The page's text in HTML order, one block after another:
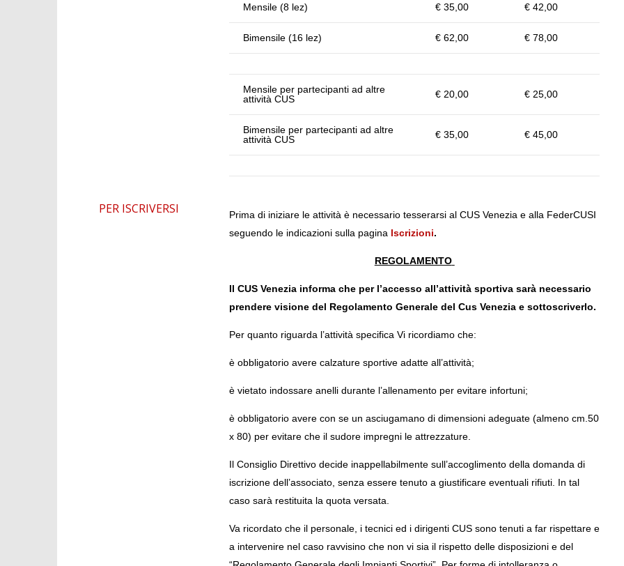
Mensile (8 lez) € 35,00 € 42,00
Bimensile (16 lez) € 62,00 € 78,00
Mensile per partecipanti ad altre
attività CUS
€ 20,00 € 25,00
Bimensile per partecipanti ad altre
attività CUS
€ 35,00 € 45,00
PER ISCRIVERSI
Prima di iniziare le attività è necessario tesserarsi al CUS Venezia e alla FederCUSI
seguendo le indicazioni sulla pagina Iscrizioni.
REGOLAMENTO
Il CUS Venezia informa che per l’accesso all’attività sportiva sarà necessario
prendere visione del Regolamento Generale del Cus Venezia e sottoscriverlo.
Per quanto riguarda l’attività specifica Vi ricordiamo che:
è obbligatorio avere calzature sportive adatte all’attività;
è vietato indossare anelli durante l’allenamento per evitare infortuni;
è obbligatorio avere con se un asciugamano di dimensioni adeguate (almeno cm.50
x 80) per evitare che il sudore impregni le attrezzature.
Il Consiglio Direttivo decide inappellabilmente sull’accoglimento della domanda di
iscrizione dell’associato, senza essere tenuto a giustificare eventuali rifiuti. In tal
caso sarà restituita la quota versata.
Va ricordato che il personale, i tecnici ed i dirigenti CUS sono tenuti a far rispettare e
a intervenire nel caso ravvisino che non vi sia il rispetto delle disposizioni e del